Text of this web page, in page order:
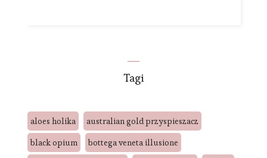
Tagi
aloes holika
australian gold przyspieszacz
black opium
bottega veneta illusione